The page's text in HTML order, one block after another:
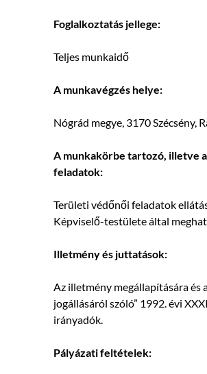
Foglalkoztatás jellege:
Teljes munkaidő
A munkavégzés helye:
Nógrád megye, 3170 Szécsény,
A munkakörbe tartozó, illetve
feladatok:
Területi védőnői feladatok
Képviselő-testülete által
Illetmény és juttatások:
Az illetmény megállapítására és
jogállásáról szóló” 1992. évi
irányadók.
Pályázati feltételek: